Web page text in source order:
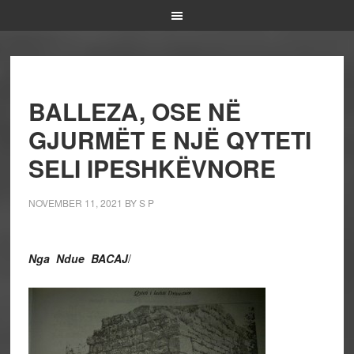
BALLEZA, OSE NË
GJURMËT E NJË QYTETI
SELI IPESHKËVNORE
NOVEMBER 11, 2021 BYS P
Nga Ndue BACAJ/